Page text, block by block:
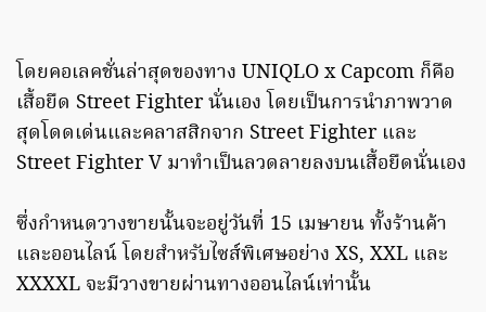
โดยคอเลคชั่นล่าสุดของทาง UNIQLO x Capcom ก็คือ
เสื้อยืด Street Fighter นั่นเอง โดยเป็นการนำภาพวาด
สุดโดดเด่นและคลาสสิกจาก Street Fighter และ
Street Fighter V มาทำเป็นลวดลายลงบนเสื้อยืดนั่นเอง
ซึ่งกำหนดวางขายนั้นจะอยู่วันที่ 15 เมษายน ทั้งร้านค้า
และออนไลน์ โดยสำหรับไซส์พิเศษอย่าง XS, XXL และ
XXXXL จะมีวางขายผ่านทางออนไลน์เท่านั้น